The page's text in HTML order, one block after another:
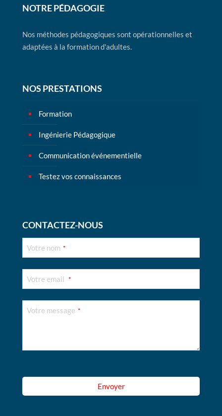
NOTRE PÉDAGOGIE
Nos méthodes pédagogiques sont opérationnelles et
adaptées à la formation d'adultes.
NOS PRESTATIONS
Formation
Ingénierie Pédagogique
Communication événementielle
Testez vos connaissances
CONTACTEZ-NOUS
Votre nom *
Votre email *
Votre message *
Envoyer